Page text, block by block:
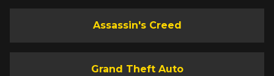
Assassin's Creed
Grand Theft Auto